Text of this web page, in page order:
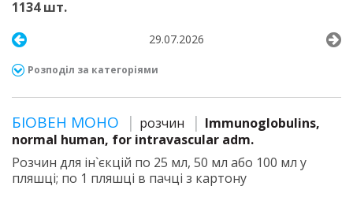
1134 шт.
29.07.2026
Розподіл за категоріями
БІОВЕН МОНО розчин
Immunoglobulins,
normal human, for intravascular adm.
Розчин для ін`єкцій по 25 мл, 50 мл або 100 мл у
пляшці; по 1 пляшці в пачці з картону